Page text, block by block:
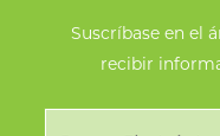
Suscríbase en el
recibir